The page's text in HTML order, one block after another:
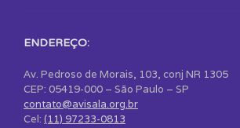
ENDEREÇO:
Av. Pedroso de Morais, 103, conj NR 1305
CEP: 05419-000 – São Paulo – SP
contato@avisala.org.br
Cel: (11) 97233-0813